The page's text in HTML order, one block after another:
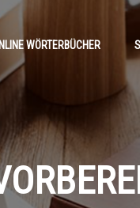
WÖRTERBÜCHER